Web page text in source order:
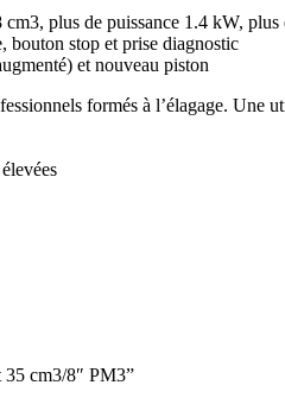
plus de puissance 1.4 kW,
bouton stop et prise diagnostic
et nouveau piston
formés à l’élagage. Une
cm3/8″ PM3”